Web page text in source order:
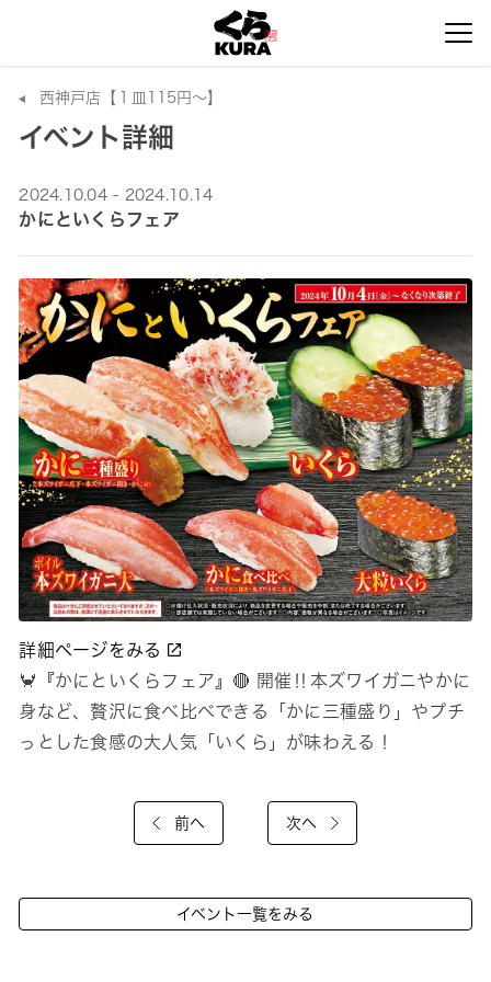
西神戸店【１皿115円～】
イベント詳細
2024.10.04 - 2024.10.14
かにといくらフェア
詳細ページをみる
🦀『かにといくらフェア』🔴 開催‼本ズワイガニやかに
身など、贅沢に食べ比べできる「かに三種盛り」やプチ
っとした食感の大人気「いくら」が味わえる！
前へ 次へ
イベント一覧をみる